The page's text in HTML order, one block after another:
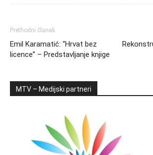
Prethodni članak
Emil Karamatić: “Hrvat bez
licence” – Predstavljanje knjige
MTV – Medijski partneri